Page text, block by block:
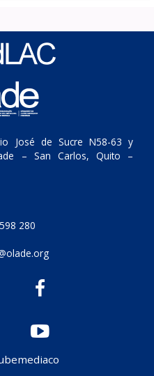
José de Sucre N58-63 y
– San Carlos, Quito –
280